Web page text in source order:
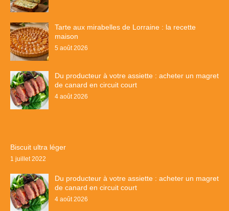
Tarte aux mirabelles de Lorraine : la recette
maison
5 août 2026
Du producteur à votre assiette : acheter un magret
de canard en circuit court
4 août 2026
Biscuit ultra léger
1 juillet 2022
Du producteur à votre assiette : acheter un magret
de canard en circuit court
4 août 2026